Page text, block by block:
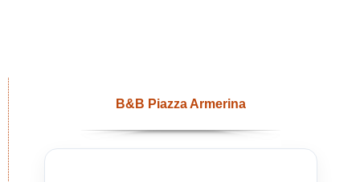
B&B Piazza Armerina